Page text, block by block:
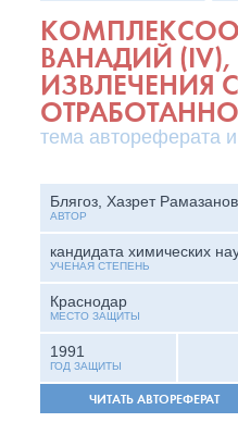
ВАНАДИЙ (IV),
ИЗВЛЕЧЕНИЯ
тема автореферата
Блягоз, Хазрет
АВТОР
кандидата химических
УЧЕНАЯ СТЕПЕНЬ
Краснодар
МЕСТО ЗАЩИТЫ
1991
ГОД ЗАЩИТЫ
ЧИТАТЬ АВТОРЕФЕРАТ